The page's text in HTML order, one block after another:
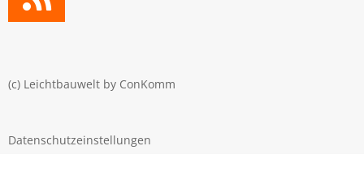
(c) Leichtbauwelt by ConKomm
Datenschutzeinstellungen